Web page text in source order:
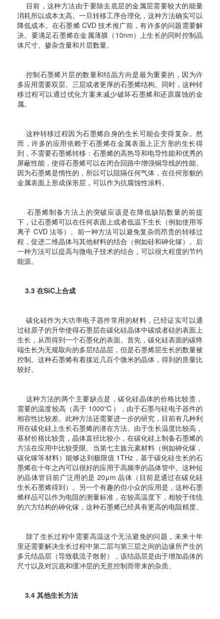
目前，这种方法由于要除去底层的金属层需要较大的能量
消耗所以成本太高。一旦转移工序合理化，这种方法确实可以
降低成本。在石墨烯 CVD 技术推广前，有许多的问题需要解
决。要满足石墨烯在金属薄膜（10nm）上生长的同时控制晶
体尺寸、掺杂含量和片层数量。
控制石墨烯片层的数量和结晶方向是最为重要的，因为许
多应用需要双层、三层或者更厚的石墨烯结构。同时，这种转
移过程可以通过优化方案来减少破坏石墨烯和还原腐蚀的金
属。
这种转移过程因为石墨烯自身的生长可能会变得复杂。然
而，许多的应用依赖于石墨烯在金属表面上正方形的生长得
到，不需要石墨烯转移：石墨烯的高热导和电导性能和优秀的
屏蔽性能，使得石墨烯可以在闭合回路中增强铜导线的性能。
因为石墨烯是惰性的，所以可以阻隔任何气体，在任何形貌的
金属表面上形成保形层，可以作为抗腐蚀性涂料。
石墨烯制备方法上的突破应该是在降低缺陷数量的前提
下，让石墨烯可以在任何表面上或者低温下生长（例如使用等
离子 CVD 法等）。前一种方法可以避免复杂而昂贵的转移过
程，促进二维晶体与其他材料的结合（例如硅和砷化镓）。后
一种方法可以提高与微电子技术的结合，可以很大程度的节约
能源。
3.3 在SiC上合成
碳化硅作为大功率电子器件常用的材料，已经证实可以通
过硅原子的升华使得石墨层在碳化硅晶体中碳或者硅的表面上
生长，从而得到一个石墨化的表面。首先，碳化硅表面的碳终
端生长为无规取向的多层结晶层，但是石墨烯层生长的数量被
控制。这种石墨烯有着接近几百个微米的晶体，得到的质量比
较好。
这种方法的两个主要缺点是，碳化硅晶体的价格比较贵，
需要的温度较高（高于 1000℃），由于石墨与硅电子器件的
相容性比较差。此种方法还需要进一步的研究，目前有几种利
用在碳化硅上生长石墨烯的潜在方法。由于生长温度比较高，
基材价格比较贵，晶体直径比较小，在碳化硅上制备石墨烯的
方法在应用中比较受限。当第七主族元素材料（例如砷化镓，
碳化镓等材料）能够达到极限值 1THz，基于碳化硅生长的石
墨烯在十年之内可以很好的应用于高频率的晶体管中。这种短
的晶体管目前广泛用的是 20μm 晶体（目前是通过在碳化硅
生长石墨烯得到）。另一个有趣的但小众的应用是，这种石墨
烯样品可以作为电阻的测量标准，在较高温度下，相较于传统
的六方结构的砷化镓，这种石墨烯已经具有更高的电阻精度。
除了生长过程中需要高温这个无法避免的问题，未来十年
里还需要解决生长过程中第二层与第三层之间的边缘所产生的
多元结晶层（导致载流子散射），该结晶层是由于增加晶体的
尺寸以及对沉底和缓冲层的无意控制而带来的杂质。
3.4 其他生长方法